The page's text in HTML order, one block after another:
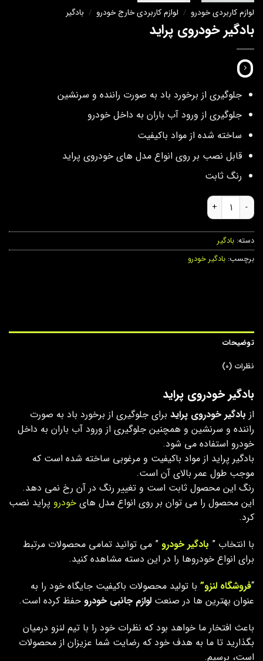
لوازم کاربردی خودرو / لوازم کاربردی خارج خودرو / بادگیر
بادگیر خودروی پراید
جلوگیری از برخورد باد به صورت راننده و سرنشین
جلوگیری از ورود آب باران به داخل خودرو
ساخته شده از مواد باکیفیت
قابل نصب بر روی انواع مدل های خودروی پراید
رنگ ثابت
بادگیر خودروی پراید عدد
دسته: بادگیر
برچسب: بادگیر خودرو
توضیحات
نظرات (0)
بادگیر خودروی پراید
از بادگیر خودروی پراید برای جلوگیری از برخورد باد به صورت
راننده و سرنشین و همچنین جلوگیری از ورود آب باران به داخل
خودرو استفاده می شود.
بادگیر پراید از مواد باکیفیت و مرغوبی ساخته شده است که
موجب طول عمر بالای آن است.
رنگ این محصول ثابت است و تغییر رنگ در آن رخ نمی دهد.
این محصول را می توان بر روی انواع مدل های خودرو پراید نصب
کرد.
با انتخاب ” بادگیر خودرو ” می توانید تمامی محصولات مرتبط
برای انواع خودروها را در این دسته مشاهده کنید.
“فروشگاه لنزو” با تولید محصولات باکیفیت جایگاه خود را به
عنوان بهترین ها در صنعت لوازم جانبی خودرو حفظ کرده است.
باعث افتخار ما خواهد بود که نظرات خود را با تیم لنزو درمیان
بگذارید تا ما به هدف خود که رضایت شما عزیزان از محصولات
است، برسیم.